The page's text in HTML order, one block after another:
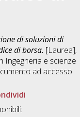
di soluzioni di
di borsa. [Laurea],
Ingegneria e scienze
ad accesso